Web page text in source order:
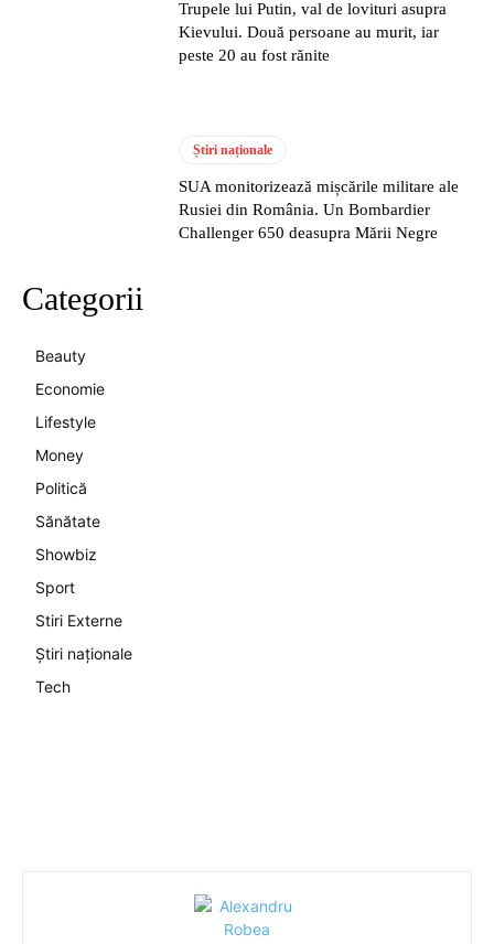
Trupele lui Putin, val de lovituri asupra
Kievului. Două persoane au murit, iar
peste 20 au fost rănite
Știri naționale
SUA monitorizează mișcările militare ale
Rusiei din România. Un Bombardier
Challenger 650 deasupra Mării Negre
Categorii
Beauty
Economie
Lifestyle
Money
Politică
Sănătate
Showbiz
Sport
Stiri Externe
Știri naționale
Tech